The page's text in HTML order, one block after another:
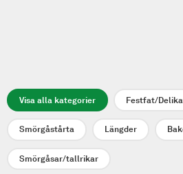
Visa alla kategorier Festfat/
Smörgåstårta Längder
Smörgåsar/tallrikar